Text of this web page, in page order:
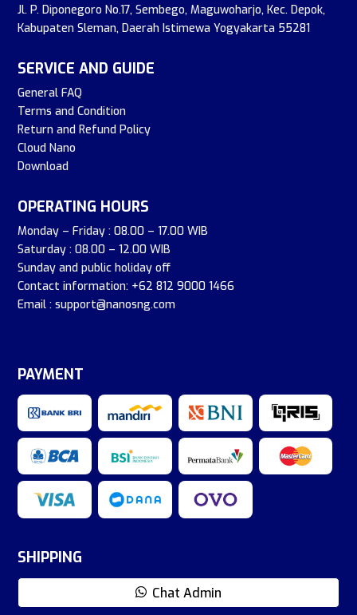
Jl. P. Diponegoro No.17, Sembego, Maguwoharjo, Kec. Depok,
Kabupaten Sleman, Daerah Istimewa Yogyakarta 55281
SERVICE AND GUIDE
General FAQ
Terms and Condition
Return and Refund Policy
Cloud Nano
Download
OPERATING HOURS
Monday – Friday : 08.00 – 17.00 WIB
Saturday : 08.00 – 12.00 WIB
Sunday and public holiday off
Contact information: +62 812 9000 1466
Email : support@nanosng.com
PAYMENT
SHIPPING
Chat Admin